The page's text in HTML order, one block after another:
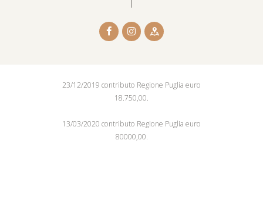
23/12/2019 contributo Regione Puglia euro
18.750,00.
13/03/2020 contributo Regione Puglia euro
80000,00.